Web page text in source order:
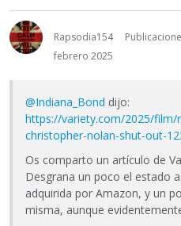
Rapsodia154
febrero 2025
@Indiana_Bond dijo:
https://variety.com/2025/
christopher-nolan-shut-out-
Os comparto un artículo de
Desgrana un poco el estado
adquirida por Amazon, y un
misma, aunque